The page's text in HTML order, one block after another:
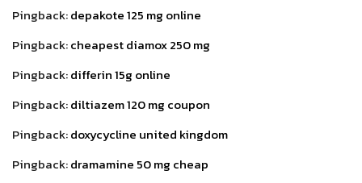
Pingback:depakote 125 mg online
Pingback:cheapest diamox 250 mg
Pingback:differin 15g online
Pingback:diltiazem 120 mg coupon
Pingback:doxycycline united kingdom
Pingback:dramamine 50 mg cheap